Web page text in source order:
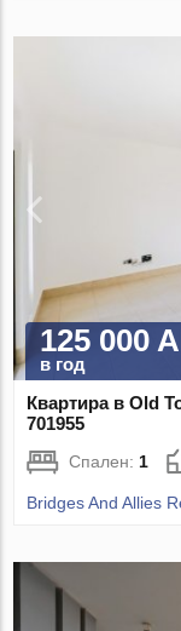
125 000
в год
Квартира в Old
701955
Спален: 1
Bridges And Allies